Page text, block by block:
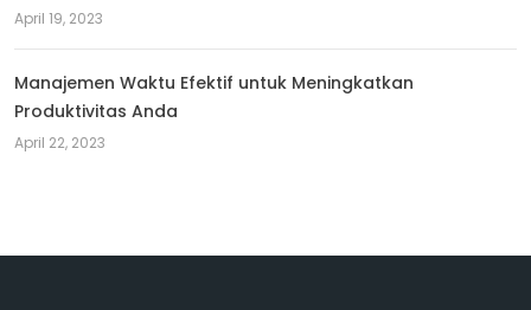
April 19, 2023
Manajemen Waktu Efektif untuk Meningkatkan
Produktivitas Anda
April 22, 2023